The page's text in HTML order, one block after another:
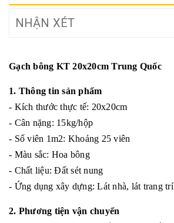
NHẬN XÉT
Gạch bông KT 20x20cm Trung Quốc
1. Thông tin sản phẩm
- Kích thước thực tế: 20x20cm
- Cân nặng: 15kg/hộp
- Số viên 1m2: Khoảng 25 viên
- Màu sắc: Hoa bông
- Chất liệu: Đất sét nung
- Ứng dụng xây dựng: Lát nhà, lát trang trí
2. Phương tiện vận chuyển